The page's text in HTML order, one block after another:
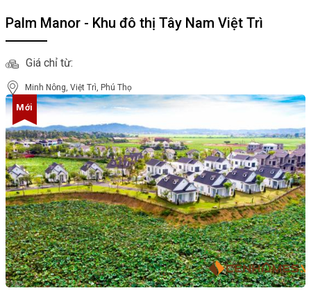
Palm Manor - Khu đô thị Tây Nam Việt Trì
Giá chỉ từ:
Minh Nông, Việt Trì, Phú Thọ
Mới